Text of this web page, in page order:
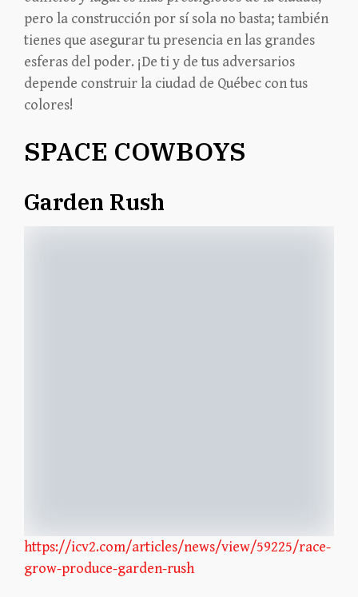
pero la construcción por sí sola no basta; también
tienes que asegurar tu presencia en las grandes
esferas del poder. ¡De ti y de tus adversarios
depende construir la ciudad de Québec con tus
colores!
SPACE COWBOYS
Garden Rush
https://icv2.com/articles/news/view/59225/race-
grow-produce-garden-rush